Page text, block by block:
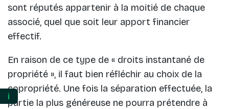
sont réputés appartenir à la moitié de chaque
associé, quel que soit leur apport financier
effectif.
En raison de ce type de « droits instantané de
propriété », il faut bien réfléchir au choix de la
copropriété. Une fois la séparation effectuée, la
partie la plus généreuse ne pourra prétendre à
ℹ️